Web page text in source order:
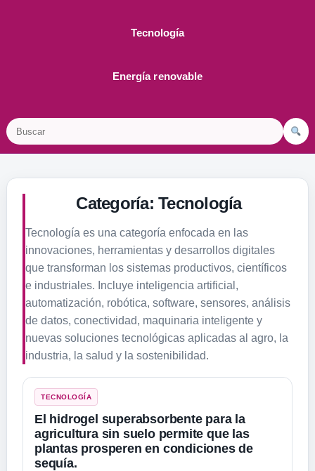
Tecnología
Energía renovable
Categoría:Tecnología
Tecnología es una categoría enfocada en las
innovaciones, herramientas y desarrollos digitales
que transforman los sistemas productivos, científicos
e industriales. Incluye inteligencia artificial,
automatización, robótica, software, sensores, análisis
de datos, conectividad, maquinaria inteligente y
nuevas soluciones tecnológicas aplicadas al agro, la
industria, la salud y la sostenibilidad.
TECNOLOGÍA
El hidrogel superabsorbente para la
agricultura sin suelo permite que las
plantas prosperen en condiciones de
sequía.